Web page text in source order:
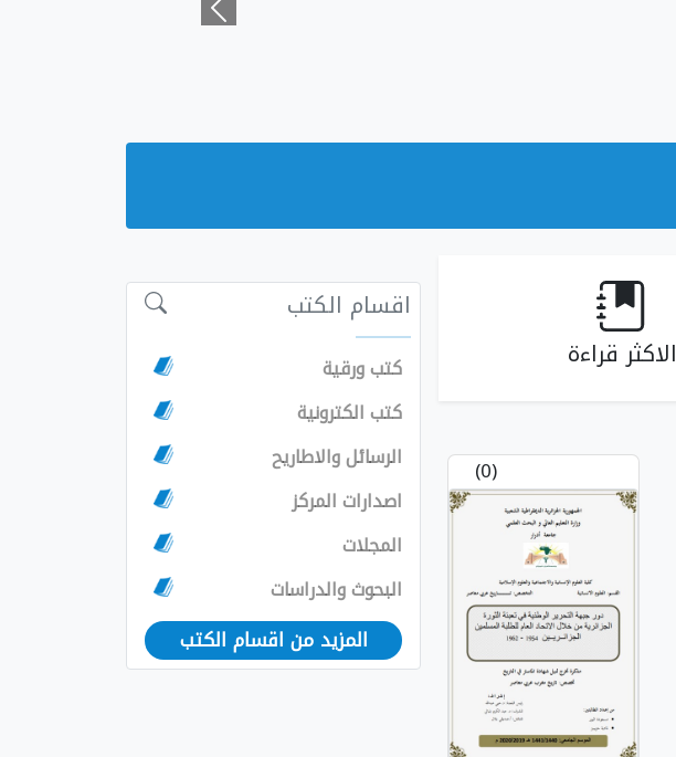
Previous
الاكثر قراءة
(0)
اقسام الكتب
كتب ورقية
كتب الكترونية
الرسائل والاطاريح
اصدارات المركز
المجلات
البحوث والدراسات
المزيد من اقسام الكتب